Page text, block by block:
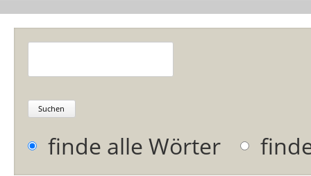
Suchen
Optionen
finde alle Wörter